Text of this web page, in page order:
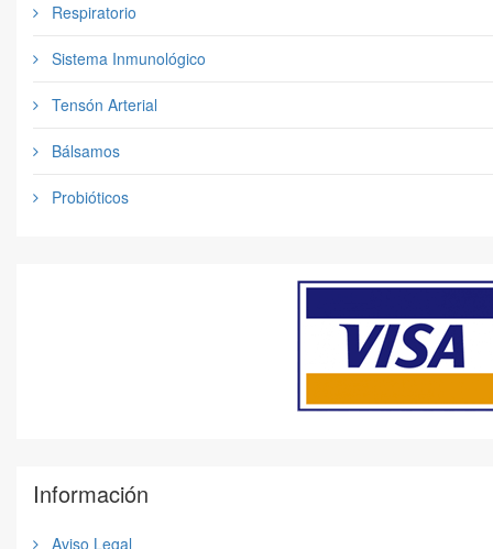
Respiratorio
Sistema Inmunológico
Tensón Arterial
Bálsamos
Probióticos
Información
Aviso Legal